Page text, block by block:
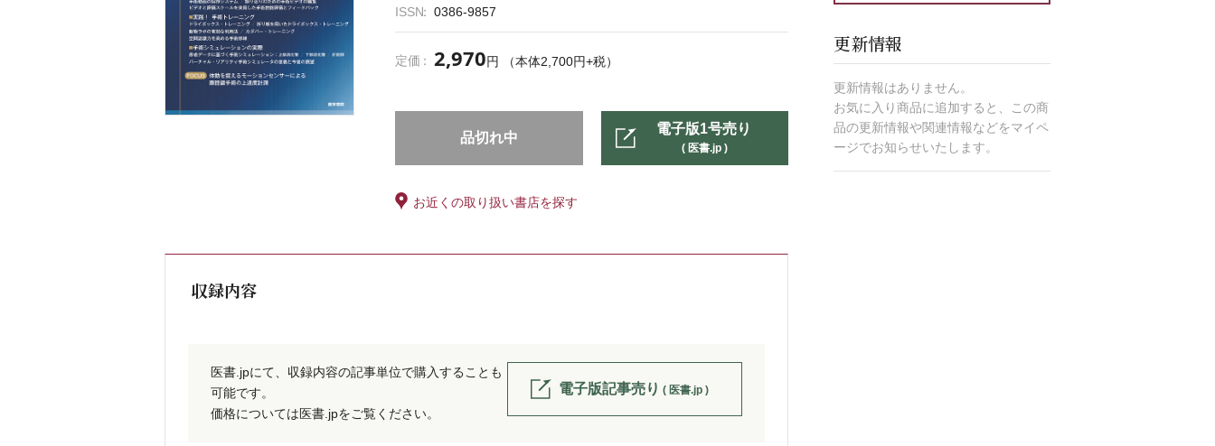
ISSN 0386-9857
定価 2,970円 （本体2,700円+税）
品切れ中
電子版1号売り
( 医書.jp )
お近くの取り扱い書店を探す
収録内容
医書.jpにて、収録内容の記事単位で購入することも
可能です。
価格については医書.jpをご覧ください。
電子版記事売り ( 医書.jp )
更新情報
更新情報はありません。
お気に入り商品に追加すると、この商
品の更新情報や関連情報などをマイペ
ージでお知らせいたします。